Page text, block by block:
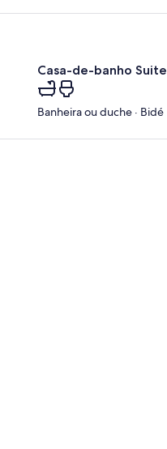
Casa-de-banho Suite
Banheira ou duche · Bidé